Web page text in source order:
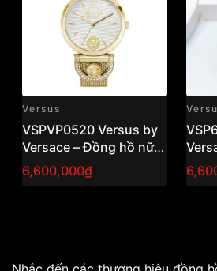
Versus
VSPVP0520 Versus by
Versace – Đồng hồ nữ
“Iseo” tinh tế và đẳng
cấp
6,600,000₫
thời